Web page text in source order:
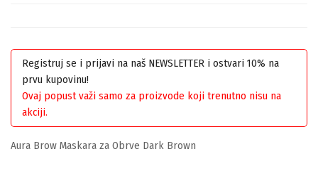
Registruj se i prijavi na naš NEWSLETTER i ostvari 10% na
prvu kupovinu!
Ovaj popust važi samo za proizvode koji trenutno nisu na
akciji.
Aura Brow Maskara za Obrve Dark Brown